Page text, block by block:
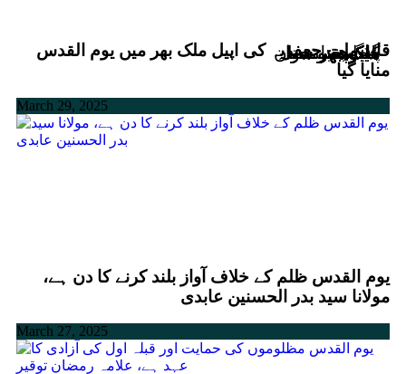
ملک بھر سے
ملک بھر سے
سندھ
خیبرپختونخواہ
سندھ
سندھ
ملک بھر سے
ملک بھر سے
ملک بھر سے
ملک بھر سے
خیبرپختونخواہ
پنجاب
گلگت بلتستان
ملک بھر سے
ملک بھر سے
سندھ
ملک بھر سے
ملک بھر سے
قائد ملت جعفریہ کی اپیل ملک بھر میں یوم القدس
منایا گیا
March 29, 2025
سندھ
یوم القدس ظلم کے خلاف آواز بلند کرنے کا دن ہے،
مولانا سید بدر الحسنین عابدی
March 27, 2025
خیبرپختونخواہ